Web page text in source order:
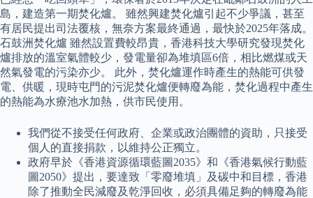
島，建造第一期焚化爐。 雖然興建焚化爐引起不少爭議，甚至
有居民提出司法覆核，無奈方案最終通過，最快於2025年落成。
石鼓洲焚化爐 雖然設置費較昂貴，香港科技大學研究發現焚化
爐排放的溫室氣體較少，發電量卻為堆填區6倍，相比燃煤或天
然氣發電的污染亦少。 此外，焚化爐運作時產生的熱能可供發
電、供暖，現時屯門的污泥焚化爐便轉廢為能，焚化過程中產生
的熱能為水療池水加熱，供市民使用。
我們從不接受任何政府、企業或政治團體的資助，只接受
個人的直接捐款，以維持公正獨立。
政府早於《香港資源循環藍圖2035》和《香港氣候行動藍
圖2050》提出，要達致「零廢堆填」及碳中和目標，香港
除了推動全民減廢及乾淨回收，必須具備足夠的轉廢為能